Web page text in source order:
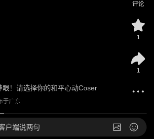
！请选择你的和平心动Coser
于广东
评论
1
1
户端说两句